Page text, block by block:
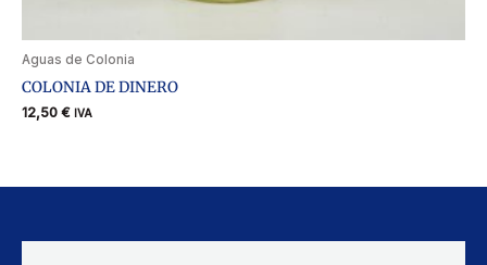
Aguas de Colonia
COLONIA DE DINERO
12,50 € IVA